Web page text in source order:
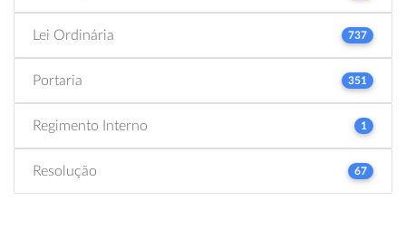
Lei Ordinária 737
Portaria 351
Regimento Interno 1
Resolução 67